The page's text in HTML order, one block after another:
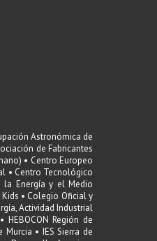
Astronómica de
de Fabricantes
• Centro Europeo
• Centro Tecnológico
la Energía y el Medio
• Colegio Oficial y
Actividad Industrial
Región de
• IES Sierra de